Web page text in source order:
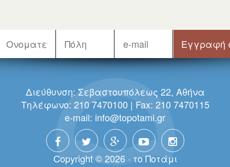
Διεύθυνση: Σεβαστουπόλεως 22, Αθήνα
Τηλέφωνο: 210 7470100 | Fax: 210 7470115
e-mail: info@topotami.gr
Copyright © 2026 · τo Πoτάμι